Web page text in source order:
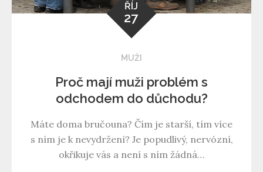
ŘÍJ
27
MUŽI
Proč mají muži problém s
odchodem do důchodu?
Máte doma bručouna? Čím je starší, tím více
s ním je k nevydržení? Je popudlivý, nervózní,
okřikuje vás a není s ním žádná…